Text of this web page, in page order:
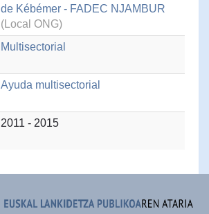
de Kébémer - FADEC NJAMBUR
(Local ONG)
Multisectorial
Ayuda multisectorial
2011 - 2015